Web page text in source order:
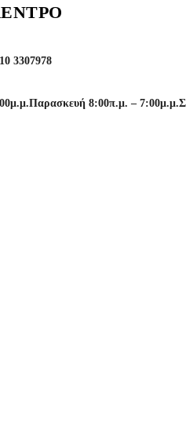
3307978
Παρασκευή 8:00π.μ. – 7:00μ.μ.